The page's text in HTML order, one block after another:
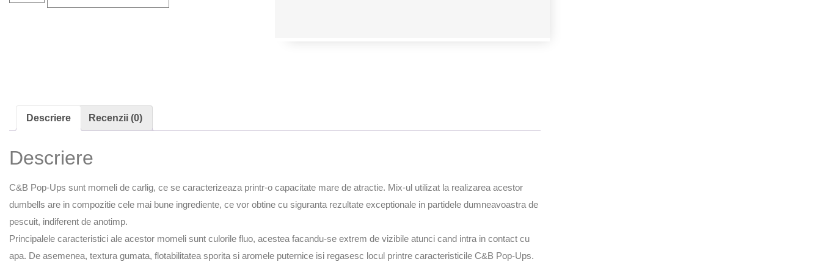
Descriere Recenzii (0)
Descriere
C&B Pop-Ups sunt momeli de carlig, ce se caracterizeaza printr-o capacitate mare de atractie. Mix-ul utilizat la realizarea acestor
dumbells are in compozitie cele mai bune ingrediente, ce vor obtine cu siguranta rezultate exceptionale in partidele dumneavoastra de
pescuit, indiferent de anotimp.
Principalele caracteristici ale acestor momeli sunt culorile fluo, acestea facandu-se extrem de vizibile atunci cand intra in contact cu
apa. De asemenea, textura gumata, flotabilitatea sporita si aromele puternice isi regasesc locul printre caracteristicile C&B Pop-Ups.